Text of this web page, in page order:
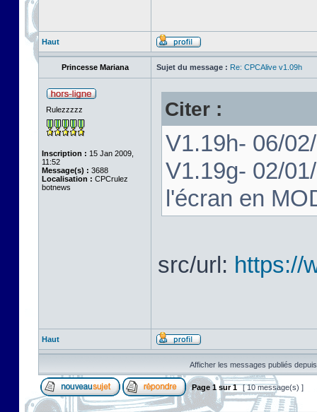
Haut
Princesse Mariana Sujet du message : Re: CPCAlive v1.09h
Rulezzzzz
Inscription : 15 Jan 2009,
11:52
Message(s) : 3688
Localisation : CPCrulez
botnews
Citer :
V1.19h- 06/
V1.19g- 02/
l'écran en
src/url: https://
Haut
Afficher les messages publiés
Page 1 sur1 [ 10 message(s) ]